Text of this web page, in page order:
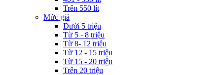
Trên 550 lít
Mức giá
Dưới 5 triệu
Từ 5 - 8 triệu
Từ 8- 12 triệu
Từ 12 - 15 triệu
Từ 15 - 20 triệu
Trên 20 triệu